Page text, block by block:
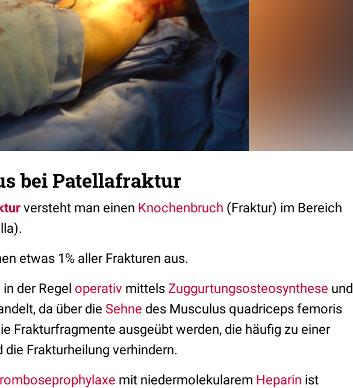
bei Patellafraktur
versteht man einen Knochenbruch (Fraktur) im Bereich
etwas 1% aller Frakturen aus.
der Regel operativ mittels Zuggurtungsosteosynthese und
da über die Sehne des Musculus quadriceps femoris
Frakturfragmente ausgeübt werden, die häufig zu einer
Frakturheilung verhindern.
mit niedermolekularem Heparin ist